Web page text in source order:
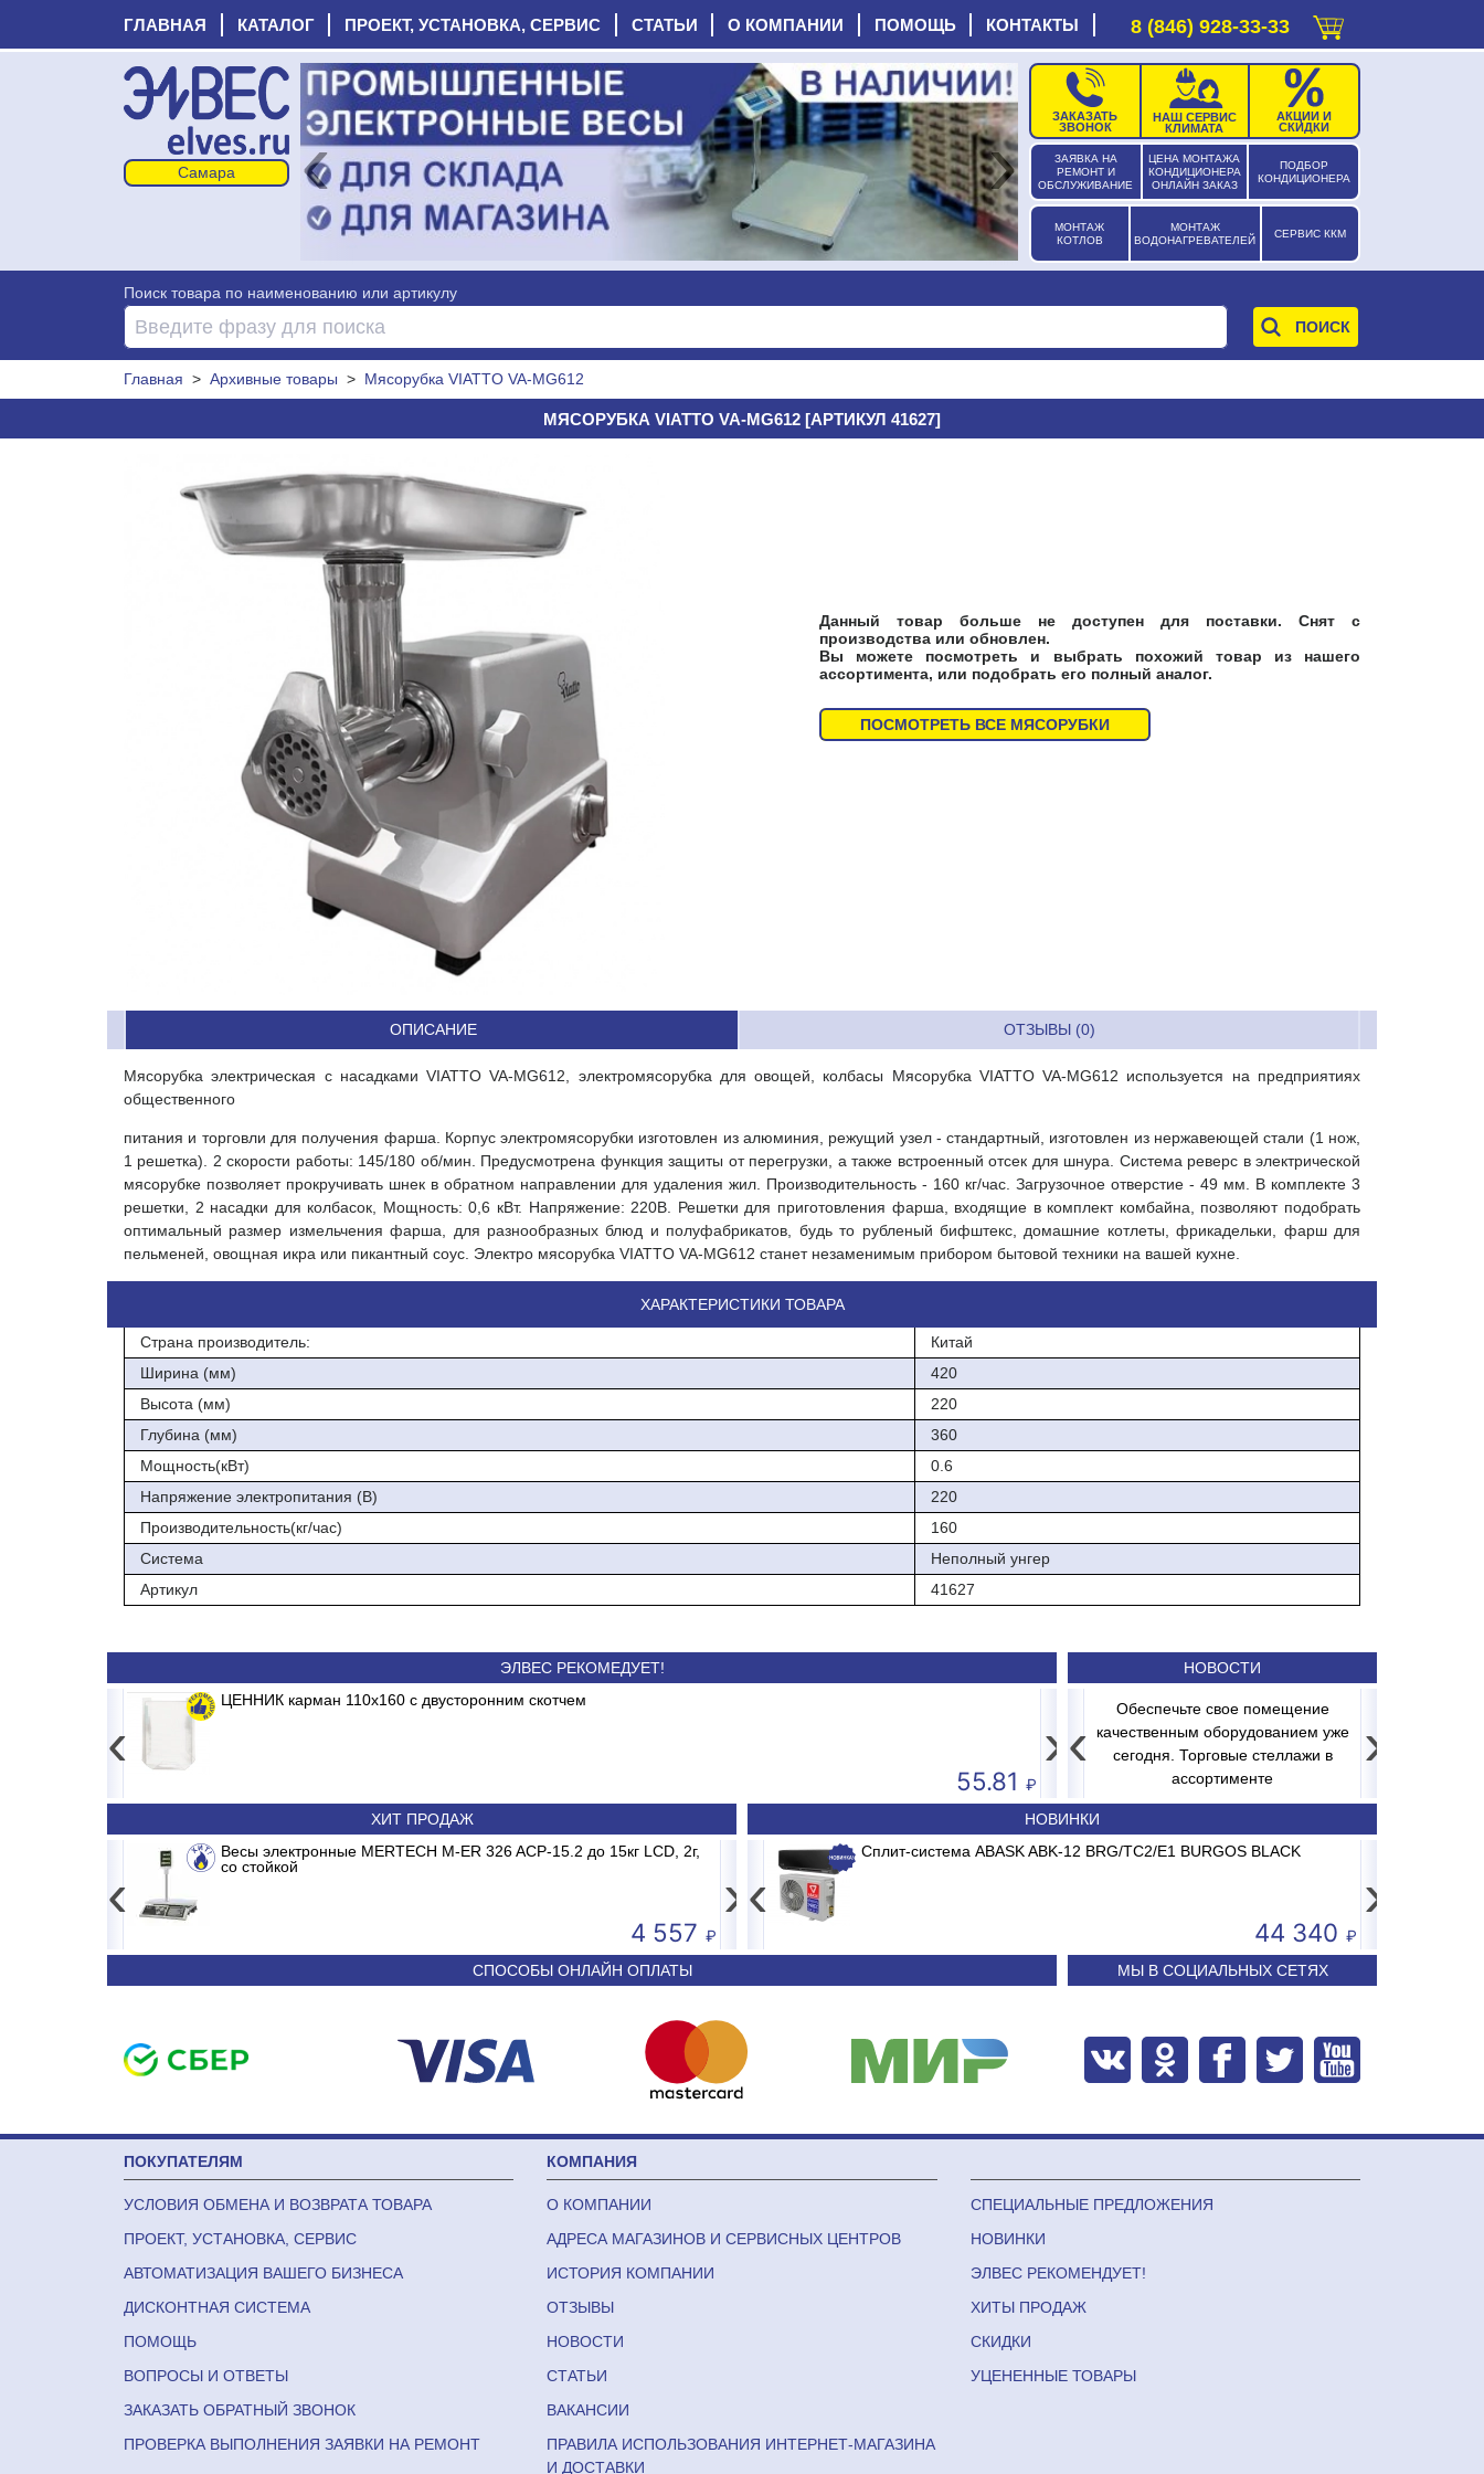
ГЛАВНАЯ КАТАЛОГ ПРОЕКТ, УСТАНОВКА, СЕРВИС СТАТЬИ О КОМПАНИИ ПОМОЩЬ КОНТАКТЫ 8 (846) 928-33-33
ЗАЯВКА НА
РЕМОНТ И
ОБСЛУЖИВАНИЕ
ЦЕНА МОНТАЖА
КОНДИЦИОНЕРА
ОНЛАЙН ЗАКАЗ
ПОДБОР
КОНДИЦИОНЕРА
МОНТАЖ
КОТЛОВ
МОНТАЖ
ВОДОНАГРЕВАТЕЛЕЙ
СЕРВИС ККМ
ЗАКАЗАТЬ
ЗВОНОК
НАШ СЕРВИС
КЛИМАТА
АКЦИИ И
СКИДКИ
‹ ›
Поиск товара по наименованию или артикулу
Главная > Архивные товары > Мясорубка VIATTO VA-MG612
МЯСОРУБКА VIATTO VA-MG612 [АРТИКУЛ 41627]
НОВОСТИ
оборудование. Сохрани свежесть
Обеспечьте свое помещение
качественным оборудованием уже
сегодня. Торговые стеллажи в
ассортименте
‹ ›
ЭЛВЕС РЕКОМЕДУЕТ!
ЦЕННИК карман 110х160 с двусторонним скотчем
55.81
‹ ›
ХИТ ПРОДАЖ
Весы электронные MERTECH M-ER 326 ACP-15.2 до 15кг LCD, 2г,
со стойкой
4 557
Весы электронные MERTECH M-ER 326 AC-15.2 до 15кг LCD, 2г, без стойки
3 681
‹ ›
НОВИНКИ
Сплит-система ABASK ABK/INV-18 MDR/MB2/E1 MADRID INVERTER
50 590
Сплит-система ABASK ABK-12 BRG/TC2/E1 BURGOS BLACK
44 340
‹ ›
СПОСОБЫ ОНЛАЙН ОПЛАТЫ МЫ В СОЦИАЛЬНЫХ СЕТЯХ
Данный товар больше не доступен для поставки. Снят с
производства или обновлен.
Вы можете посмотреть и выбрать похожий товар из нашего
ассортимента, или подобрать его полный аналог.
ПОСМОТРЕТЬ ВСЕ МЯСОРУБКИ
ОПИСАНИЕ ОТЗЫВЫ (0)
Мясорубка электрическая с насадками VIATTO VA-MG612, электромясорубка для овощей, колбасы Мясорубка VIATTO VA-MG612 используется на предприятиях
общественного
питания и торговли для получения фарша. Корпус электромясорубки изготовлен из алюминия, режущий узел - стандартный, изготовлен из нержавеющей стали (1 нож,
1 решетка). 2 скорости работы: 145/180 об/мин. Предусмотрена функция защиты от перегрузки, а также встроенный отсек для шнура. Система реверс в электрической
мясорубке позволяет прокручивать шнек в обратном направлении для удаления жил. Производительность - 160 кг/час. Загрузочное отверстие - 49 мм. В комплекте 3
решетки, 2 насадки для колбасок, Мощность: 0,6 кВт. Напряжение: 220В. Решетки для приготовления фарша, входящие в комплект комбайна, позволяют подобрать
оптимальный размер измельчения фарша, для разнообразных блюд и полуфабрикатов, будь то рубленый бифштекс, домашние котлеты, фрикадельки, фарш для
пельменей, овощная икра или пикантный соус. Электро мясорубка VIATTO VA-MG612 станет незаменимым прибором бытовой техники на вашей кухне.
ХАРАКТЕРИСТИКИ ТОВАРА
Страна производитель:
Китай
Ширина (мм)
420
Высота (мм)
220
Глубина (мм)
360
Мощность(кВт)
0.6
Напряжение электропитания (В)
220
Производительность(кг/час)
160
Система
Неполный унгер
Артикул
41627
ПОКУПАТЕЛЯМ
УСЛОВИЯ ОБМЕНА И ВОЗВРАТА ТОВАРА
ПРОЕКТ, УСТАНОВКА, СЕРВИС
АВТОМАТИЗАЦИЯ ВАШЕГО БИЗНЕСА
ДИСКОНТНАЯ СИСТЕМА
ПОМОЩЬ
ВОПРОСЫ И ОТВЕТЫ
ЗАКАЗАТЬ ОБРАТНЫЙ ЗВОНОК
ПРОВЕРКА ВЫПОЛНЕНИЯ ЗАЯВКИ НА РЕМОНТ
КОМПАНИЯ
О КОМПАНИИ
АДРЕСА МАГАЗИНОВ И СЕРВИСНЫХ ЦЕНТРОВ
ИСТОРИЯ КОМПАНИИ
ОТЗЫВЫ
НОВОСТИ
СТАТЬИ
ВАКАНСИИ
ПРАВИЛА ИСПОЛЬЗОВАНИЯ ИНТЕРНЕТ-МАГАЗИНА
И ДОСТАВКИ
СПЕЦИАЛЬНЫЕ ПРЕДЛОЖЕНИЯ
НОВИНКИ
ЭЛВЕС РЕКОМЕНДУЕТ!
ХИТЫ ПРОДАЖ
СКИДКИ
УЦЕНЕННЫЕ ТОВАРЫ